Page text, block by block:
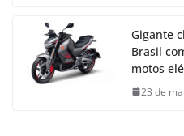
Gigante
Brasil
motos
23 de